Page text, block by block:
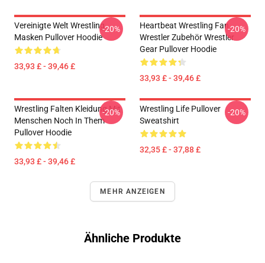
Vereinigte Welt Wrestling
Masken Pullover Hoodie
33,93 £ - 39,46 £
-20%
Heartbeat Wrestling Fan
Wrestler Zubehör Wrestler
Gear Pullover Hoodie
33,93 £ - 39,46 £
-20%
Wrestling Falten Kleidung Mit
Menschen Noch In Them
Pullover Hoodie
33,93 £ - 39,46 £
-20%
Wrestling Life Pullover
Sweatshirt
32,35 £ - 37,88 £
-20%
MEHR ANZEIGEN
Ähnliche Produkte